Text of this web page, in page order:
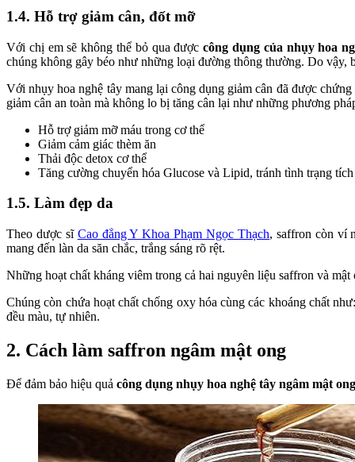
1.4. Hỗ trợ giảm cân, đốt mỡ
Với chị em sẽ không thể bỏ qua đượccông dụng của nhụy hoa
chúng không gây béo như những loại đường thông thường. Do vậy,
Với nhụy hoa nghệ tây mang lại công dụng giảm cân đã được
giảm cân an toàn mà không lo bị tăng cân lại như những phương
Hỗ trợ giảm mỡ máu trong cơ thể
Giảm cảm giác thèm ăn
Thải độc detox cơ thể
Tăng cường chuyển hóa Glucose và Lipid, tránh tình trạng
1.5. Làm đẹp da
Theo dược sĩ Cao đẳng Y Khoa Phạm Ngọc Thạch, saffron còn ví
mang đến làn da săn chắc, trắng sáng rõ rệt.
Những hoạt chất kháng viêm trong cả hai nguyên liệu saffron và
Chúng còn chứa hoạt chất chống oxy hóa cùng các khoáng chất
đều màu, tự nhiên.
2. Cách làm saffron ngâm mật ong
Để đảm bảo hiệu quả công dụng nhụy hoa nghệ tây ngâm mật ong